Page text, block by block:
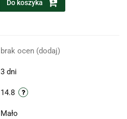
Do koszyka
brak ocen (dodaj)
3 dni
14.8
Mało